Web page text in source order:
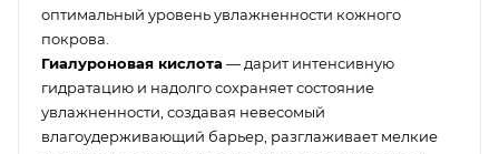
оптимальный уровень увлажненности кожного
покрова.
Гиалуроновая кислота — дарит интенсивную
гидратацию и надолго сохраняет состояние
увлажненности, создавая невесомый
влагоудерживающий барьер, разглаживает мелкие